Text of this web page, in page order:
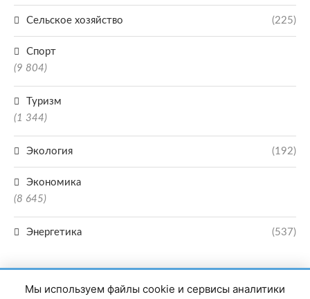
Сельское хозяйство (225)
Спорт
(9 804)
Туризм
(1 344)
Экология (192)
Экономика
(8 645)
Энергетика (537)
Мы используем файлы cookie и сервисы аналитики